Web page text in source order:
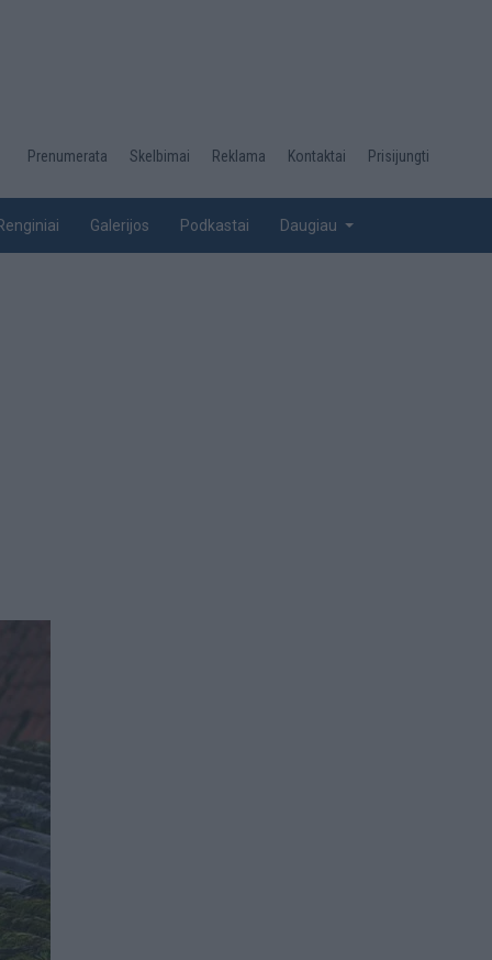
Desktop
top
Prenumerata Skelbimai Reklama Kontaktai Prisijungti
Galerijos Podkastai Daugiau